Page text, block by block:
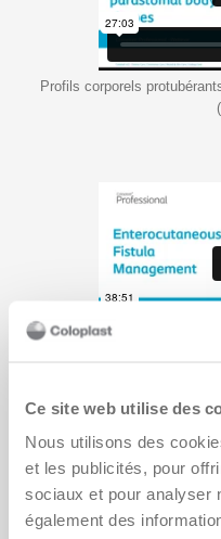
Ce site web utilise des
Nous utilisons des
et les publicités, pour
sociaux et pour analyser
également des
Profils corporels
Soins de la